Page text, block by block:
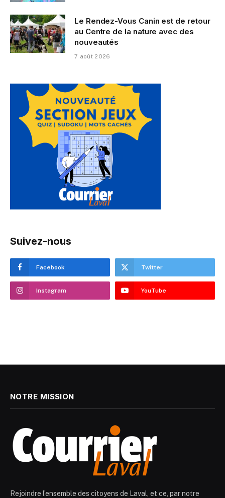
Le Rendez-Vous Canin est de retour
au Centre de la nature avec des
nouveautés
7 août 2026
Suivez-nous
Facebook Twitter
Instagram YouTube
NOTRE MISSION
Rejoindre l’ensemble des citoyens de Laval, et ce, par notre